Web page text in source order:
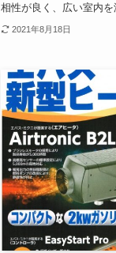
相性が良く、広い室内を
2021年8月18日